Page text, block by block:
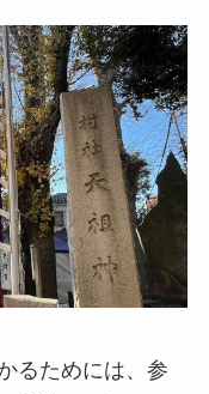
るためには、参